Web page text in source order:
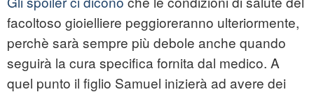
facoltoso gioielliere peggioreranno ulteriormente,
perchè sarà sempre più debole anche quando
seguirà la cura specifica fornita dal medico. A
quel punto il figlio Samuel inizierà ad avere dei